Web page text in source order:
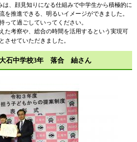
、顔見知りになる仕組みで中学生から積極的に
を推進できる、明るいイメージができました。
って過ごしていってください。
た考察や、総合の時間を活用するという実現可
させていただきました。
石中学校3年 落合 紬さん